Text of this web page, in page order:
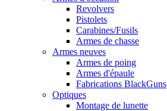
Revolvers
Pistolets
Carabines/Fusils
Armes de chasse
Armes neuves
Armes de poing
Armes d'épaule
Fabrications BlackGuns
Optiques
Montage de lunette